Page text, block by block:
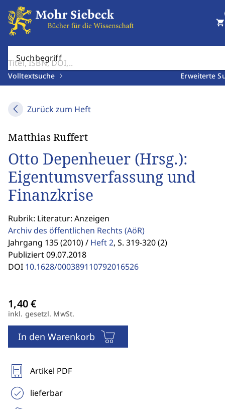
Suchbegriff
Volltextsuche Erweiterte
shopping_cart
Zurück zum Heft
Matthias Ruffert
Otto Depenheuer (Hrsg.):
Eigentumsverfassung und
Finanzkrise
Rubrik: Literatur: Anzeigen
Archiv des öffentlichen Rechts (AöR)
Jahrgang 135 (2010) / Heft 2, S. 319-320 (2)
Publiziert 09.07.2018
DOI 10.1628/000389110792016526
inkl. gesetzl. MwSt.
In den Warenkorb
Artikel PDF
lieferbar